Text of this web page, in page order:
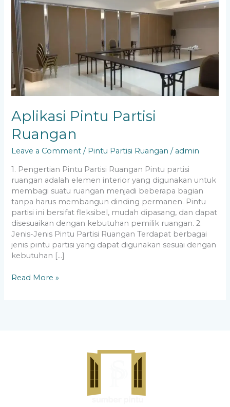
Aplikasi Pintu Partisi
Ruangan
Leave a Comment / Pintu Partisi Ruangan / admin
1. Pengertian Pintu Partisi Ruangan Pintu partisi
ruangan adalah elemen interior yang digunakan untuk
membagi suatu ruangan menjadi beberapa bagian
tanpa harus membangun dinding permanen. Pintu
partisi ini bersifat fleksibel, mudah dipasang, dan dapat
disesuaikan dengan kebutuhan pemilik ruangan. 2.
Jenis-Jenis Pintu Partisi Ruangan Terdapat berbagai
jenis pintu partisi yang dapat digunakan sesuai dengan
kebutuhan […]
Pintu
Partisi
Ruangan
Read More »